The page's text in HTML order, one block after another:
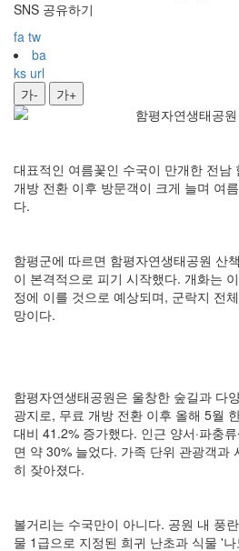
SNS 공유하기
fa tw
ba
ks url
가-
가+
대표적인 여름꽃인 수국이 만개한 전남
개방 전환 이후 방문객이 크게 늘며 여
다.
함평군에 따르면 함평자연생태공원 산
이 본격적으로 피기 시작했다. 개화는
정에 이를 것으로 예상되며, 군락지 전
망이다.
함평자연생태공원은 울창한 숲길과 다
광지로, 무료 개방 전환 이후 올해 5월
대비 41.2% 증가했다. 인근 양서·파충
면 약 30% 늘었다. 가족 단위 관광객과
히 잦아졌다.
볼거리는 수국만이 아니다. 공원 내 풍
물 1급으로 지정된 희귀 난초과 식물 '